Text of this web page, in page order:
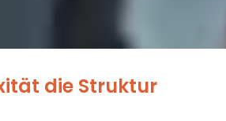
die Struktur